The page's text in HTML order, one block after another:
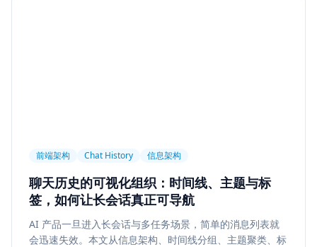
前端架构 Chat History 信息架构
聊天历史的可视化组织：时间线、主题与标
签，如何让长会话真正可导航
AI 产品一旦进入长会话与多任务场景，简单的消息列表就
会迅速失效。本文从信息架构、时间线分组、主题聚类、标